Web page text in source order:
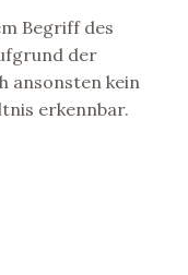
Begriff des
der
ansonsten kein
erkennbar.